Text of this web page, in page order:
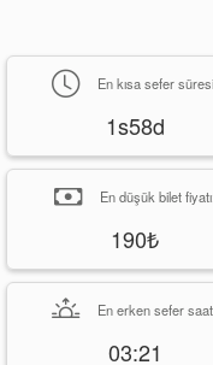
En kısa sefer
1s58d
En düşük bilet fiyatı:
190₺
En erken sefer
03:21